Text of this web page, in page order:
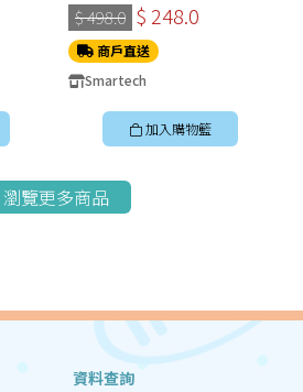
$ 498.0 $ 248.0
商戶直送
Smartech
加入購物籃
瀏覽更多商品
資料查詢